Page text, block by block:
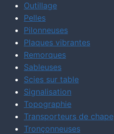
Outillage
Pelles
Pilonneuses
Plaques vibrantes
Remorques
Sableuses
Scies sur table
Signalisation
Topographie
Transporteurs de chape
Tronçonneuses